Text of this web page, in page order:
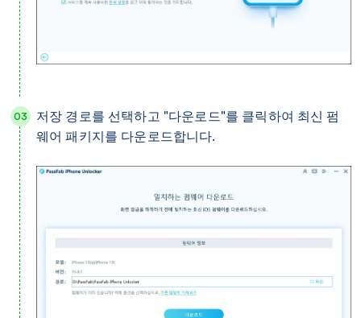
저장 경로를 선택하고 "다운로드"를 클릭하여 최신 펌
웨어 패키지를 다운로드합니다.